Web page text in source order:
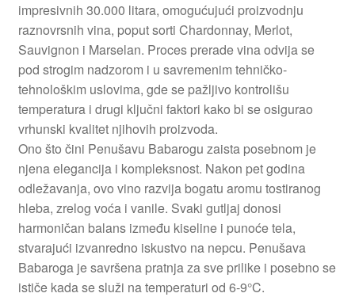
Pokloni za devojku
Login
My account
Naši partneri
Newsletter
Partners
Poklon aranžmani
impresivnih 30.000 litara, omogućujući proizvodnju
raznovrsnih vina, poput sorti Chardonnay, Merlot,
Sauvignon i Marselan. Proces prerade vina odvija se
pod strogim nadzorom i u savremenim tehničko-
tehnološkim uslovima, gde se pažljivo kontrolišu
temperatura i drugi ključni faktori kako bi se osigurao
vrhunski kvalitet njihovih proizvoda.
Ono što čini Penušavu Babarogu zaista posebnom je
njena elegancija i kompleksnost. Nakon pet godina
odležavanja, ovo vino razvija bogatu aromu tostiranog
hleba, zrelog voća i vanile. Svaki gutljaj donosi
harmoničan balans između kiseline i punoće tela,
stvarajući izvanredno iskustvo na nepcu. Penušava
Babaroga je savršena pratnja za sve prilike i posebno se
ističe kada se služi na temperaturi od 6-9°C.